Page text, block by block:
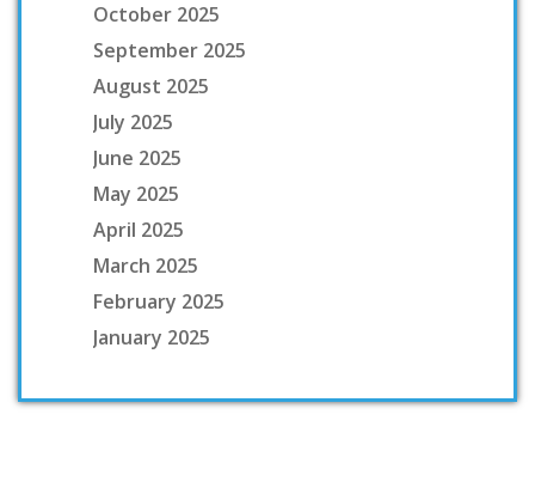
October 2025
September 2025
August 2025
July 2025
June 2025
May 2025
April 2025
March 2025
February 2025
January 2025